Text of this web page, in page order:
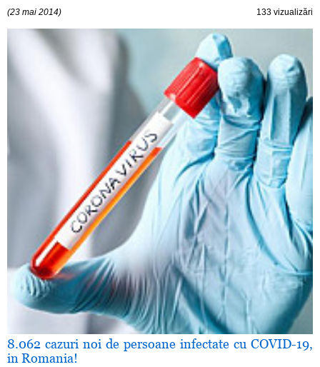
(23 mai 2014) 133 vizualizări
8.062 cazuri noi de persoane infectate cu COVID-19,
in Romania!